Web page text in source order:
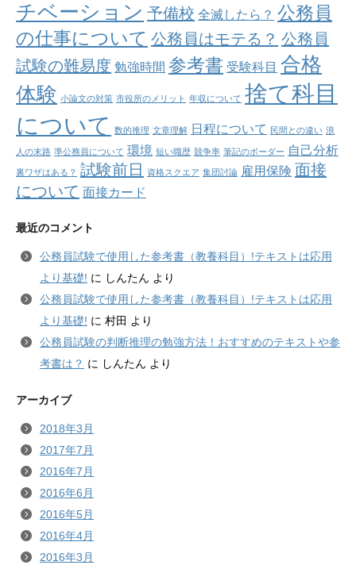
チベーション 予備校 全滅したら？ 公務員
の仕事について 公務員はモテる？ 公務員
試験の難易度 勉強時間 参考書 受験科目 合格
体験 小論文の対策 市役所のメリット 年収について 捨て科目
について
数的推理 文章理解 日程について 民間との違い 浪
人の末路 準公務員について 環境 短い職歴 競争率 筆記のボーダー 自己分析
裏ワザはある？ 試験前日 資格スクエア 集団討論 雇用保険 面接
について 面接カード
最近のコメント
公務員試験で使用した参考書（教養科目）!テキストは応用
より基礎! に しんたん より
公務員試験で使用した参考書（教養科目）!テキストは応用
より基礎! に 村田 より
公務員試験の判断推理の勉強方法！おすすめのテキストや参
考書は？ に しんたん より
アーカイブ
2018年3月
2017年7月
2016年7月
2016年6月
2016年5月
2016年4月
2016年3月